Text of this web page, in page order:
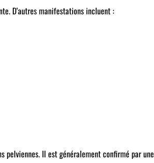
D’autres manifestations incluent :
pelviennes. Il est généralement confirmé par une